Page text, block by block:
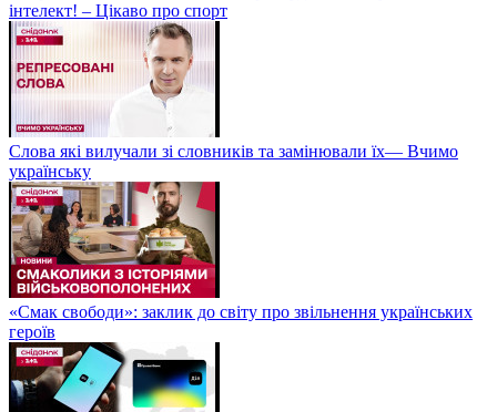
інтелект! – Цікаво про спорт
Слова які вилучали зі словників та замінювали їх— Вчимо
українську
«Смак свободи»: заклик до світу про звільнення українських
героїв